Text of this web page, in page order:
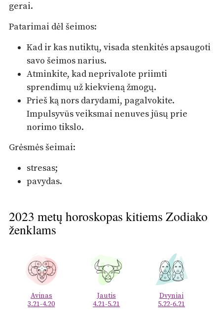
gerai.
Patarimai dėl šeimos:
Kad ir kas nutiktų, visada stenkitės apsaugoti
savo šeimos narius.
Atminkite, kad neprivalote priimti
sprendimų už kiekvieną žmogų.
Prieš ką nors darydami, pagalvokite.
Impulsyvūs veiksmai nenuves jūsų prie
norimo tikslo.
Grėsmės šeimai:
stresas;
pavydas.
2023 metų horoskopas kitiems Zodiako
ženklams
Avinas
3.21-4.20
Jautis
4.21-5.21
Dvyniai
5.22-6.21